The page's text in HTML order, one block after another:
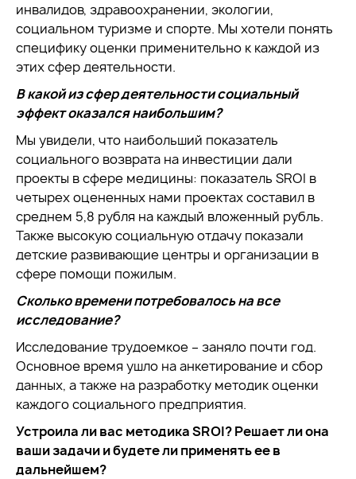
инвалидов, здравоохранении, экологии,
социальном туризме и спорте. Мы хотели понять
специфику оценки применительно к каждой из
этих сфер деятельности.
В какой из сфер деятельности социальный
эффект оказался наибольшим?
Мы увидели, что наибольший показатель
социального возврата на инвестиции дали
проекты в сфере медицины: показатель SROI в
четырех оцененных нами проектах составил в
среднем 5,8 рубля на каждый вложенный рубль.
Также высокую социальную отдачу показали
детские развивающие центры и организации в
сфере помощи пожилым.
Сколько времени потребовалось на все
исследование?
Исследование трудоемкое – заняло почти год.
Основное время ушло на анкетирование и сбор
данных, а также на разработку методик оценки
каждого социального предприятия.
Устроила ли вас методика SROI? Решает ли она
ваши задачи и будете ли применять ее в
дальнейшем?